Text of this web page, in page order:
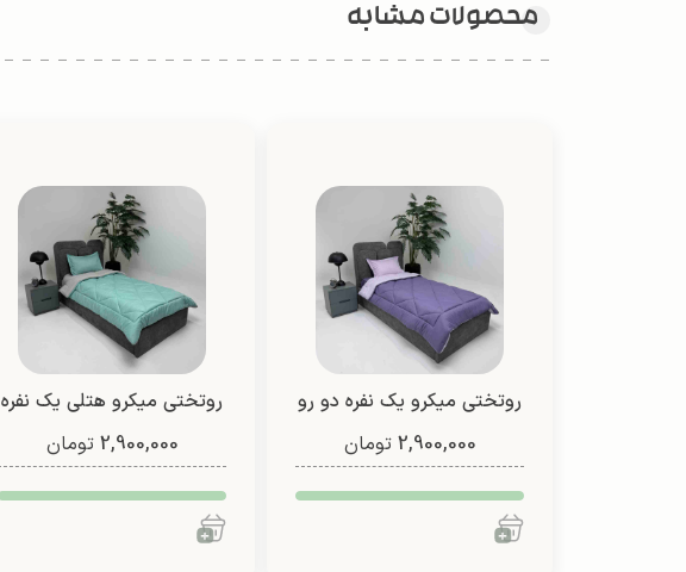
محصولات مشابه
روتختی میکرو یک نفره دو رو
(طرح 3)
2,900,000 تومان
روتختی میکرو هتلی یک نفره
دو رو (طرح 4)
2,900,000 تومان